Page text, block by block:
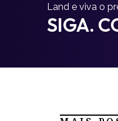
Land e viva o
SIGA.